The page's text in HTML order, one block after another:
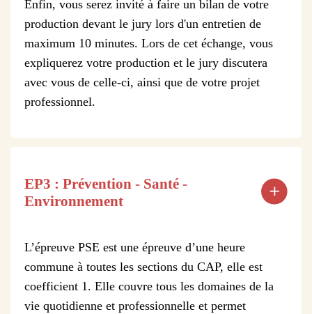
Enfin, vous serez invité à faire un bilan de votre
production devant le jury lors d'un entretien de
maximum 10 minutes. Lors de cet échange, vous
expliquerez votre production et le jury discutera
avec vous de celle-ci, ainsi que de votre projet
professionnel.
EP3 : Prévention - Santé -
Environnement
L’épreuve PSE est une épreuve d’une heure
commune à toutes les sections du CAP, elle est
coefficient 1. Elle couvre tous les domaines de la
vie quotidienne et professionnelle et permet